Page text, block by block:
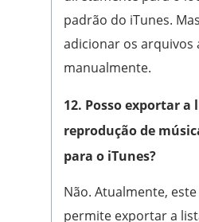
padrão do iTunes.
adicionar os arquivos
manualmente.
12. Posso exportar a
reprodução de
para o iTunes?
Não. Atualmente,
permite exportar a